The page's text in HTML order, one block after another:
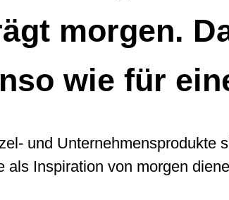
morgen.
wie für
und Unternehmensprodukte
als Inspiration von morgen